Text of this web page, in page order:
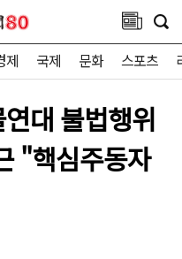
제 국제 문화 스포츠
대 불법행위
"핵심주동자